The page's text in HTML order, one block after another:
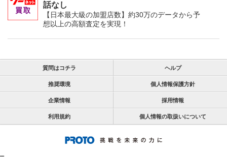
話なし
【日本最大級の加盟店数】約30万のデータから予
想以上の高額査定を実現！
質問はコチラ ヘルプ
推奨環境 個人情報保護方針
企業情報 採用情報
利用規約 個人情報の取扱いについて